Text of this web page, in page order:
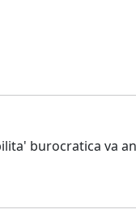
burocratica va